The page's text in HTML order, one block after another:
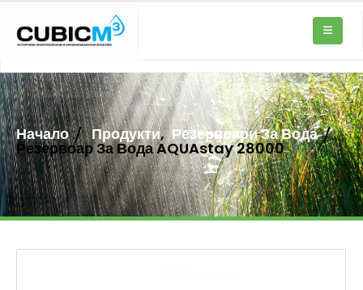
Начало Продукти, Резервоари За Вода
Резервоар За Вода AQUAstay 28000